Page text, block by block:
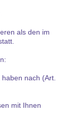
als den im
nach (Art.
mit Ihnen